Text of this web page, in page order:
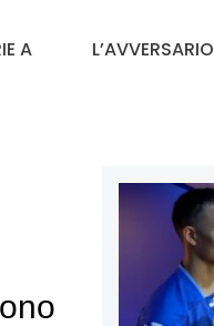
A L’AVVERSARIO